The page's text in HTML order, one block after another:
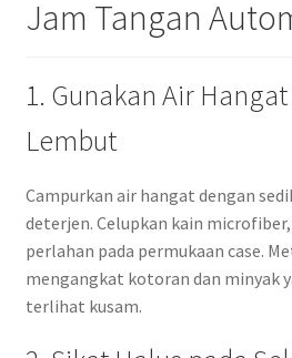
Jam Tangan
1. Gunakan Air
Lembut
Campurkan air hangat dengan
deterjen. Celupkan kain
perlahan pada permukaan case.
mengangkat kotoran dan minyak
terlihat kusam.